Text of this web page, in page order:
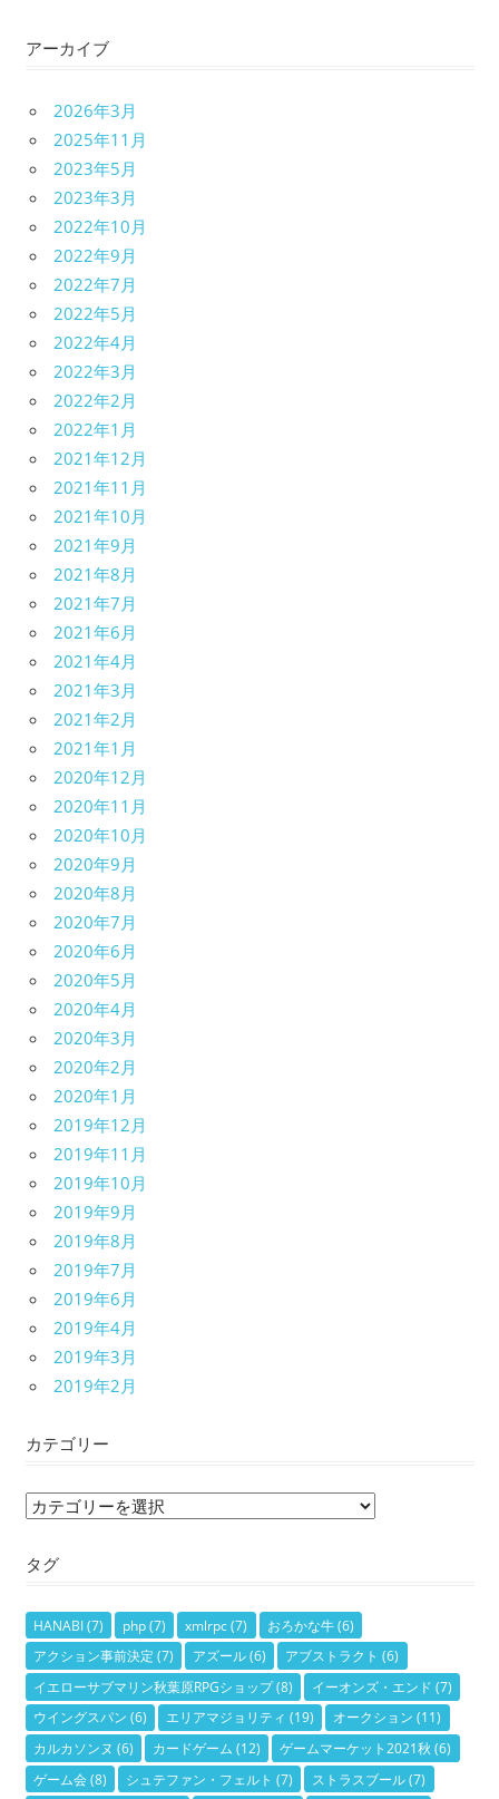
アーカイブ
2026年3月
2025年11月
2023年5月
2023年3月
2022年10月
2022年9月
2022年7月
2022年5月
2022年4月
2022年3月
2022年2月
2022年1月
2021年12月
2021年11月
2021年10月
2021年9月
2021年8月
2021年7月
2021年6月
2021年4月
2021年3月
2021年2月
2021年1月
2020年12月
2020年11月
2020年10月
2020年9月
2020年8月
2020年7月
2020年6月
2020年5月
2020年4月
2020年3月
2020年2月
2020年1月
2019年12月
2019年11月
2019年10月
2019年9月
2019年8月
2019年7月
2019年6月
2019年4月
2019年3月
2019年2月
カテゴリー
カ
ゴ
ー
タグ
HANABI(7) php(7) xmlrpc(7) おろかな牛(6)
アクション事前決定 (7) アズール(6) アブストラクト (6)
イエローサブマリン秋葉原RPGショップ(8) イーオンズ・エンド (7)
ウイングスパン (6) エリアマジョリティ (19) オークション (11)
カルカソンヌ (6) カードゲーム (12) ゲームマーケット2021秋 (6)
ゲーム会(8) シュテファン・フェルト (7) ストラスブール(7)